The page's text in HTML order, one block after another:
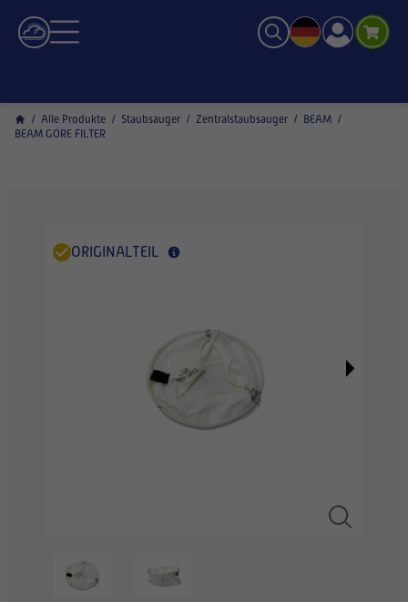
/ Alle Produkte / Staubsauger / Zentralstaubsauger / BEAM /
BEAM GORE FILTER
ORIGINALTEIL